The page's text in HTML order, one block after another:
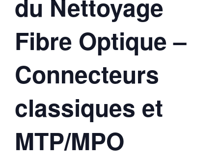
du Nettoyage
Fibre Optique –
Connecteurs
classiques et
MTP/MPO